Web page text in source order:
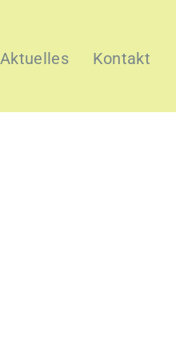
Aktuelles Kontakt